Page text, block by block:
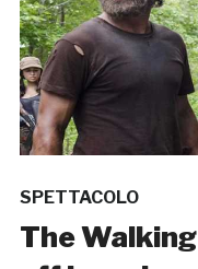
SPETTACOLO
The